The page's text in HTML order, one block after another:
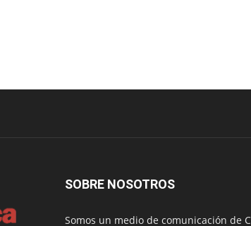
SOBRE NOSOTROS
Somos un medio de comunicación de